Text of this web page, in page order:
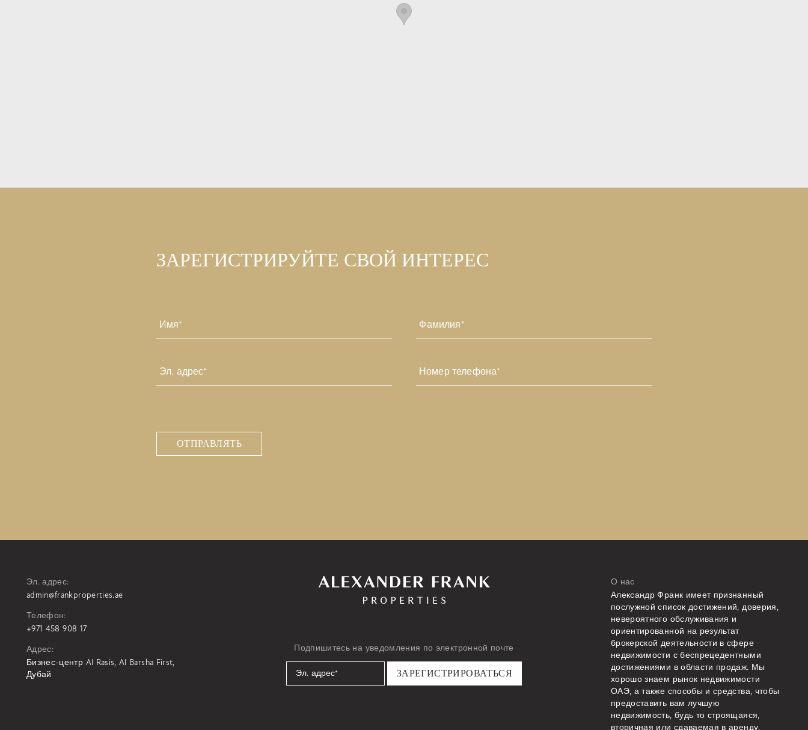
ЗАРЕГИСТРИРУЙТЕ СВОЙ ИНТЕРЕС
почта *
телефона *
Эл. адрес:
admin@frankproperties.ae
Телефон:
+971 458 908 17
Адрес:
Бизнес-центр Al Rasis, Al Barsha First,
Дубай
Подпишитесь на уведомления по электронной почте
Эл.
почта
*
О нас
Александр Франк имеет признанный
послужной список достижений, доверия,
невероятного обслуживания и
ориентированной на результат
брокерской деятельности в сфере
недвижимости с беспрецедентными
достижениями в области продаж. Мы
хорошо знаем рынок недвижимости
ОАЭ, а также способы и средства, чтобы
предоставить вам лучшую
недвижимость, будь то строящаяся,
вторичная или сдаваемая в аренду.